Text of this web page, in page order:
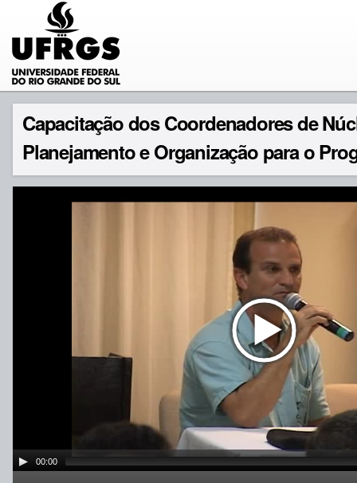
Capacitação dos Coordenadores de
Planejamento e Organização para o
00:00